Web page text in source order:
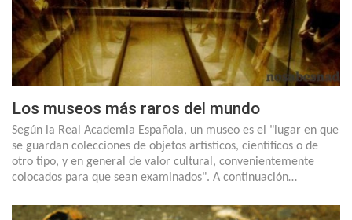
Los museos más raros del mundo
Según la Real Academia Española, un museo es el "lugar en que
se guardan colecciones de objetos artísticos, científicos o de
otro tipo, y en general de valor cultural, convenientemente
colocados para que sean examinados". A continuación…